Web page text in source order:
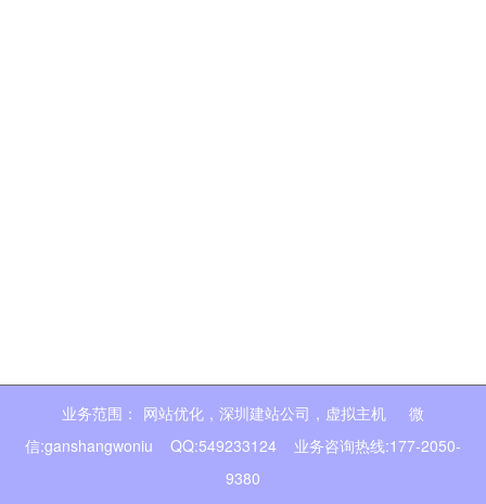
业务范围： 网站优化 , 深圳建站公司 , 虚拟主机
微
信:ganshangwoniu QQ:549233124 业务咨询热线:177-2050-
9380